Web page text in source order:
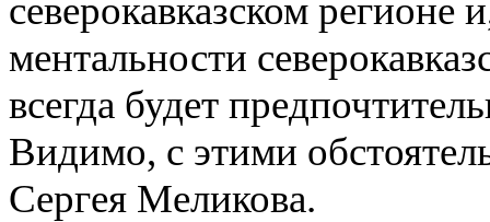
северокавказском регионе
ментальности
всегда будет
Видимо, с этими
Сергея Меликова.